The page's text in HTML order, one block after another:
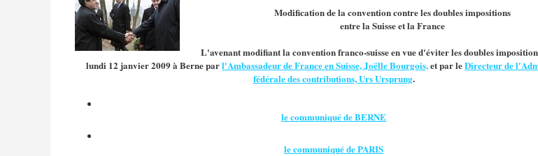
Modification de la convention contre les doubles impositions
entre la Suisse et la France
L'avenant modifiant la convention franco-suisse en vue d'éviter les doubles
lundi 12 janvier 2009 à Berne parl'Ambassadeur de France en Suisse, Joëlle Bourgois,et par leDirecteur de
fédérale des contributions, Urs Ursprung.
le communiqué de BERNE
le communiqué de PARIS